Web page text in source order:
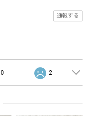
通報する
0 2